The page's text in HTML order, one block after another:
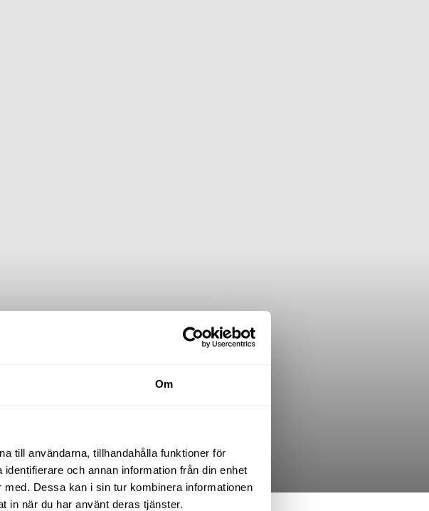
Om
till användarna, tillhandahålla funktioner för
och annan information från din enhet
Dessa kan i sin tur kombinera informationen
in när du har använt deras tjänster.